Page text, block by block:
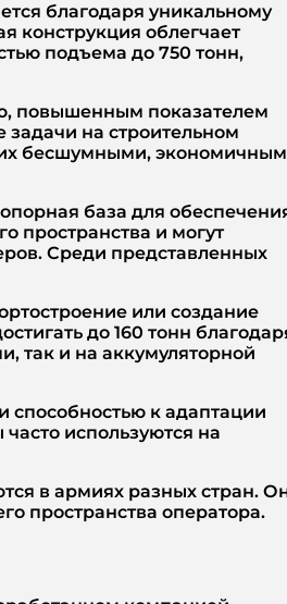
благодаря уникальному
конструкция облегчает
подъема до 750 тонн,
повышенным показателем
на строительном
их бесшумными,
база для
пространства и могут
Среди представленных
или создание
до 160 тонн
так и на аккумуляторной
способностью к адаптации
используются на
в армиях разных стран.
пространства оператора.